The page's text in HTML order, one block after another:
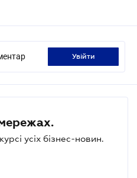
увійти
усіх бізнес-новин.